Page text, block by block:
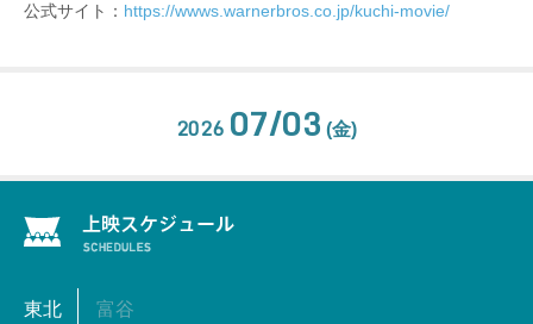
公式サイト： https://wwws.warnerbros.co.jp/kuchi-movie/
2026 07/03 (金)
東北 富谷